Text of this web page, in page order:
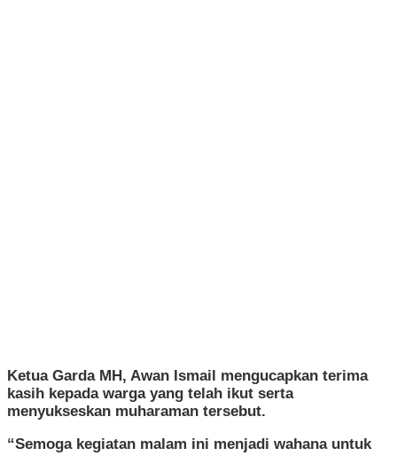
Ketua Garda MH, Awan Ismail mengucapkan terima
kasih kepada warga yang telah ikut serta
menyukseskan muharaman tersebut.
“Semoga kegiatan malam ini menjadi wahana untuk